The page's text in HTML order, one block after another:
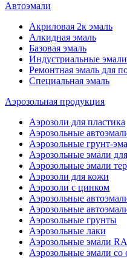
Автоэмали
Акриловая 2к эмаль
Алкидная эмаль
Базовая эмаль
Индустриальные
Ремонтная эмаль для
Специальная эмаль
Аэрозольная продукция
Аэрозоли для пластика
Аэрозольные
Аэрозольные грунт-
Аэрозольные эмали
Аэрозольные эмали
Аэрозоли для кожи
Аэрозоли с цинком
Аэрозольные
Аэрозольные
Аэрозольные грунты
Аэрозольные лаки
Аэрозольные эмали
Аэрозольные эмали со